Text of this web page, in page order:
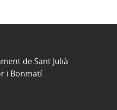
de Sant Julià
i Bonmatí